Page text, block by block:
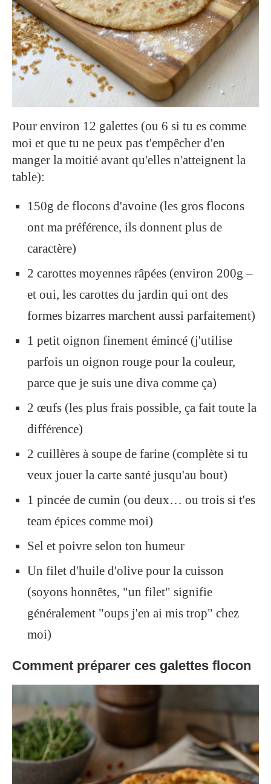
Pour environ 12 galettes (ou 6 si tu es comme
moi et que tu ne peux pas t'empêcher d'en
manger la moitié avant qu'elles n'atteignent la
table):
150g de flocons d'avoine (les gros flocons
ont ma préférence, ils donnent plus de
caractère)
2 carottes moyennes râpées (environ 200g –
et oui, les carottes du jardin qui ont des
formes bizarres marchent aussi parfaitement)
1 petit oignon finement émincé (j'utilise
parfois un oignon rouge pour la couleur,
parce que je suis une diva comme ça)
2 œufs (les plus frais possible, ça fait toute la
différence)
2 cuillères à soupe de farine (complète si tu
veux jouer la carte santé jusqu'au bout)
1 pincée de cumin (ou deux… ou trois si t'es
team épices comme moi)
Sel et poivre selon ton humeur
Un filet d'huile d'olive pour la cuisson
(soyons honnêtes, "un filet" signifie
généralement "oups j'en ai mis trop" chez
moi)
Comment préparer ces galettes flocon